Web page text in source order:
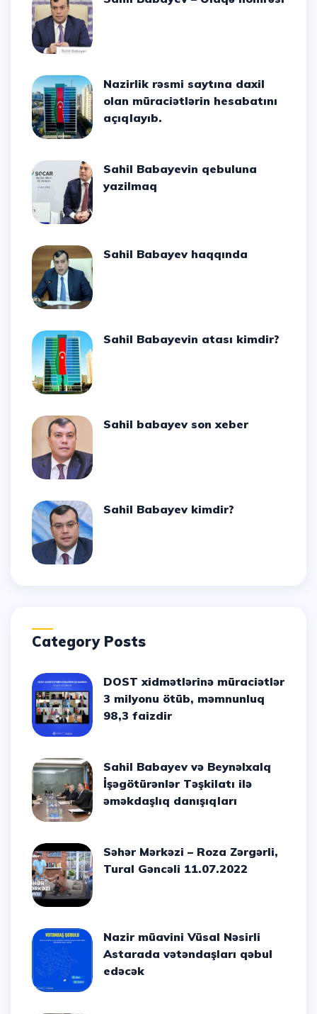
Nazirlik rəsmi saytına daxil
olan müraciətlərin hesabatını
açıqlayıb.
Sahil Babayevin qebuluna
yazilmaq
Sahil Babayev haqqında
Sahil Babayevin atası kimdir?
Sahil babayev son xeber
Sahil Babayev kimdir?
Category Posts
DOST xidmətlərinə müraciətlər
3 milyonu ötüb, məmnunluq
98,3 faizdir
Sahil Babayev və Beynəlxalq
İşəgötürənlər Təşkilatı ilə
əməkdaşlıq danışıqları
Səhər Mərkəzi – Roza Zərgərli,
Tural Gəncəli 11.07.2022
Nazir müavini Vüsal Nəsirli
Astarada vətəndaşları qəbul
edəcək